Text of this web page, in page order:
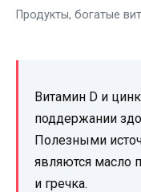
Продукты, богатые
Витамин D и
поддержании
Полезными
являются масло
и гречка.